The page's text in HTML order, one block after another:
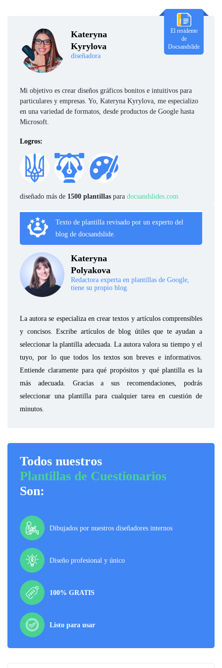
Kateryna
Kyrylova
diseñadora
El residente
de
Docsandslide
Mi objetivo es crear diseños gráficos bonitos e intuitivos para
particulares y empresas. Yo, Kateryna Kyrylova, me especializo
en una variedad de formatos, desde productos de Google hasta
Microsoft.
Logros:
diseñado más de 1500 plantillas para docsandslides.com
Texto de plantilla revisado por un experto del
blog de docsandslide.
Kateryna
Polyakova
Redactora experta en plantillas de Google,
tiene su propio blog.
La autora se especializa en crear textos y artículos comprensibles
y concisos. Escribe artículos de blog útiles que te ayudan a
seleccionar la plantilla adecuada. La autora valora su tiempo y el
tuyo, por lo que todos los textos son breves e informativos.
Entiende claramente para qué propósitos y qué plantilla es la
más adecuada. Gracias a sus recomendaciones, podrás
seleccionar una plantilla para cualquier tarea en cuestión de
minutos.
Todos nuestros
Plantillas de Cuestionarios
Son:
Dibujados por nuestros diseñadores internos
Diseño profesional y único
100% GRATIS
Listo para usar